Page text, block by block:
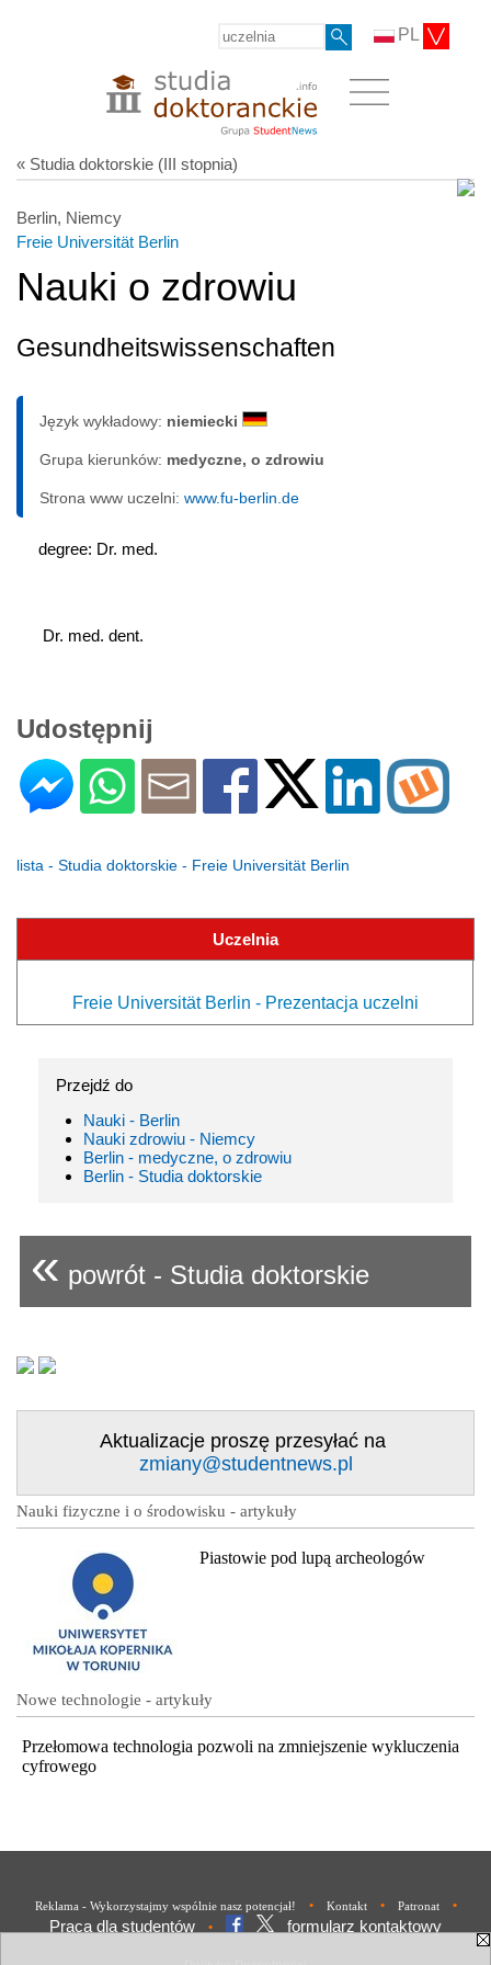
PL
« Studia doktorskie (III stopnia)
Berlin, Niemcy
Freie Universität Berlin
Nauki o zdrowiu
Gesundheitswissenschaften
Język wykładowy: niemiecki
Grupa kierunków: medyczne, o zdrowiu
Strona www uczelni: www.fu-berlin.de
degree: Dr. med.
Dr. med. dent.
Udostępnij
lista - Studia doktorskie - Freie Universität Berlin
Uczelnia
Freie Universität Berlin - Prezentacja uczelni
Przejdź do
Nauki - Berlin
Nauki zdrowiu - Niemcy
Berlin - medyczne, o zdrowiu
Berlin - Studia doktorskie
« powrót - Studia doktorskie
Aktualizacje proszę przesyłać na
zmiany@studentnews.pl
Nauki fizyczne i o środowisku - artykuły
Piastowie pod lupą archeologów
Nowe technologie - artykuły
Przełomowa technologia pozwoli na zmniejszenie wykluczenia
cyfrowego
Reklama - Wykorzystajmy wspólnie nasz potencjał! • Kontakt • Patronat •
Praca dla studentów • formularz kontaktowy